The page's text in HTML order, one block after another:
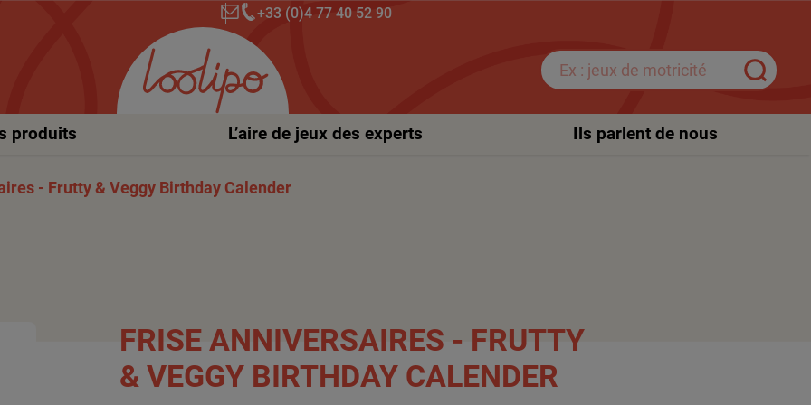
+33 (0)4 77 40 52 90
produits L’aire de jeux des experts Ils parlent de nous
- Frutty & Veggy Birthday Calender
FRISE ANNIVERSAIRES - FRUTTY
& VEGGY BIRTHDAY CALENDER